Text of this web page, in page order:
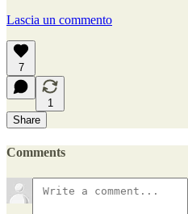
Lascia un commento
7
1
Share
Comments